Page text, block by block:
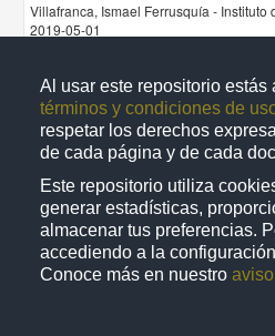
Al usar este repositorio estás
términos y condiciones de
respetar los derechos
de cada página y de cada
Este repositorio utiliza
generar estadísticas,
almacenar tus preferencias.
accediendo a la
Conoce más en nuestro
Villafranca, Ismael Ferrusquía - Instituto
2019-05-01